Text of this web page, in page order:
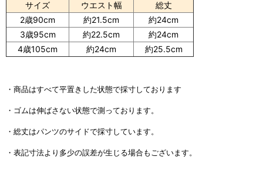
サイズ ウエスト幅
総丈
2歳90cm
約21.5cm
約24cm
3歳95cm
約22.5cm
約24cm
4歳105cm
約24cm 約25.5cm
・商品はすべて平置きした状態で採寸しております
・ゴムは伸ばさない状態で測っております。
・総丈はパンツのサイドで採寸しています。
・表記寸法より多少の誤差が生じる場合もございます。